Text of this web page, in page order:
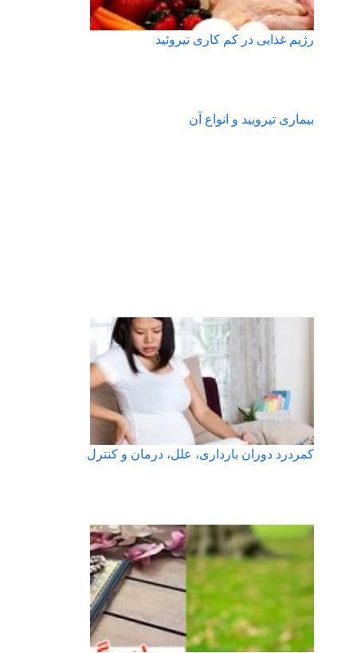
رژیم غذایی در کم کاری تیروئید
بیماری تیرویید و انواع آن
کمردرد دوران بارداری، علل، درمان و کنترل